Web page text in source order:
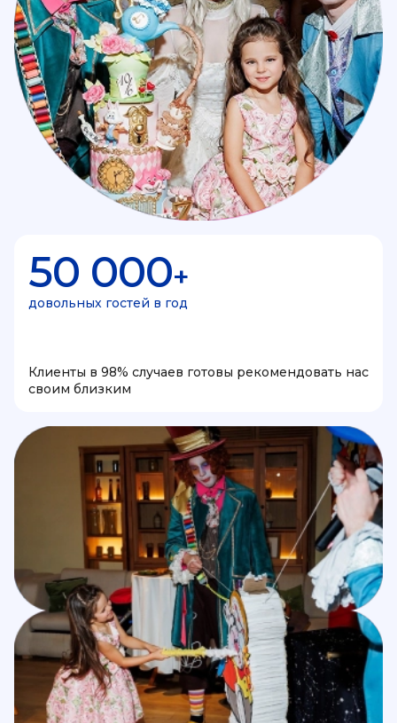
50 000+
довольных гостей в год
Клиенты в 98% случаев готовы рекомендовать нас
своим близким